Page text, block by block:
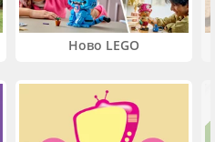
Ново LEGO